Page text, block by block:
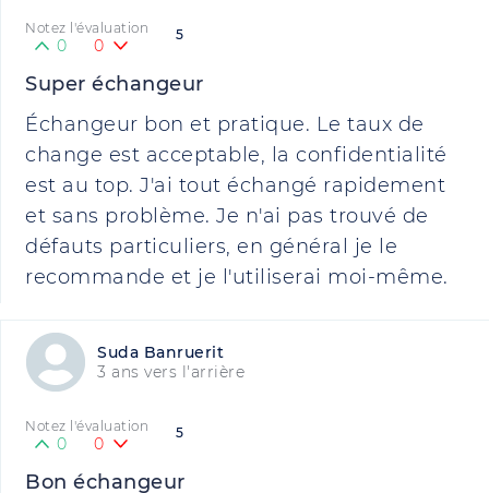
5
Notez l'évaluation
0 0
Super échangeur
Échangeur bon et pratique. Le taux de
change est acceptable, la confidentialité
est au top. J'ai tout échangé rapidement
et sans problème. Je n'ai pas trouvé de
défauts particuliers, en général je le
recommande et je l'utiliserai moi-même.
Suda Banruerit
3 ans vers l'arrière
5
Notez l'évaluation
0 0
Bon échangeur